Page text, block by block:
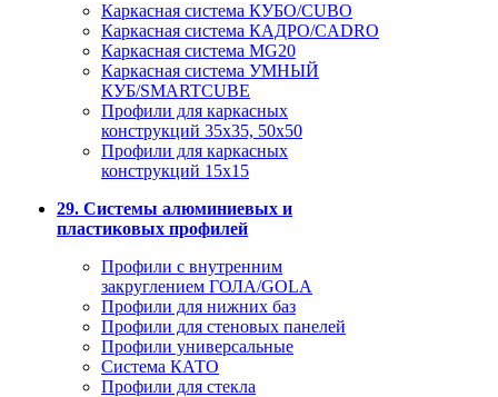
Каркасная система КУБО/CUBO
Каркасная система КАДРО/CADRO
Каркасная система MG20
Каркасная система УМНЫЙ
КУБ/SMARTCUBE
Профили для каркасных
конструкций 35x35, 50x50
Профили для каркасных
конструкций 15х15
29. Системы алюминиевых и
пластиковых профилей
Профили с внутренним
закруглением ГОЛА/GOLA
Профили для нижних баз
Профили для стеновых панелей
Профили универсальные
Система КАТО
Профили для стекла